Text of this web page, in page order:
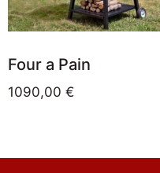
Four a Pain
1090,00 €